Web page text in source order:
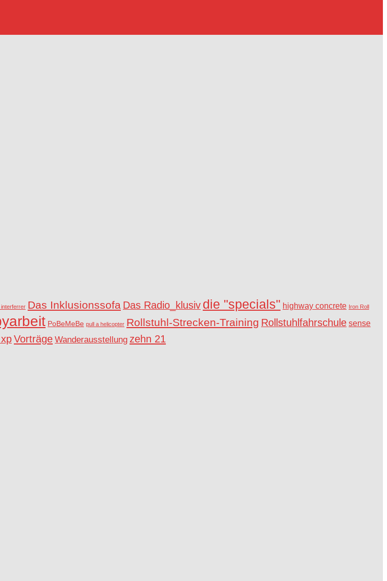
Das Inklusionssofa Das Radio_klusiv die "specials" highway concrete Iron Roll
PoBeMeBe pull a helicopter Rollstuhl-Strecken-Training Rollstuhlfahrschule sense
Vorträge Wanderausstellung zehn 21